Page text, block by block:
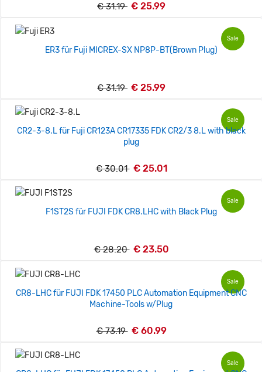
€ 31.19 € 25.99
Sale
ER3 für Fuji MICREX-SX NP8P-BT(Brown Plug)
€ 31.19 € 25.99
Sale
CR2-3-8.L für Fuji CR123A CR17335 FDK CR2/3 8.L with black
plug
€ 30.01 € 25.01
Sale
F1ST2S für FUJI FDK CR8.LHC with Black Plug
€ 28.20 € 23.50
Sale
CR8-LHC für FUJI FDK 17450 PLC Automation Equipment CNC
Machine-Tools w/Plug
€ 73.19 € 60.99
Sale